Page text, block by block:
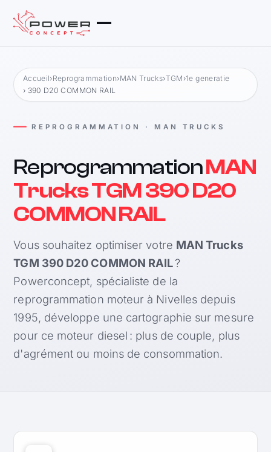
Accueil›Reprogrammation›MAN Trucks›TGM ›1e generatie
› 390 D20 COMMON RAIL
REPROGRAMMATION · MAN TRUCKS
ReprogrammationMAN
Trucks TGM 390 D20
COMMON RAIL
Vous souhaitez optimiser votre MAN Trucks
TGM 390 D20 COMMON RAIL?
Powerconcept, spécialiste de la
reprogrammation moteur à Nivelles depuis
1995, développe une cartographie sur mesure
pour ce moteur diesel : plus de couple, plus
d'agrément ou moins de consommation.